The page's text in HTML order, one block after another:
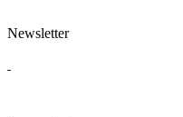
Newsletter